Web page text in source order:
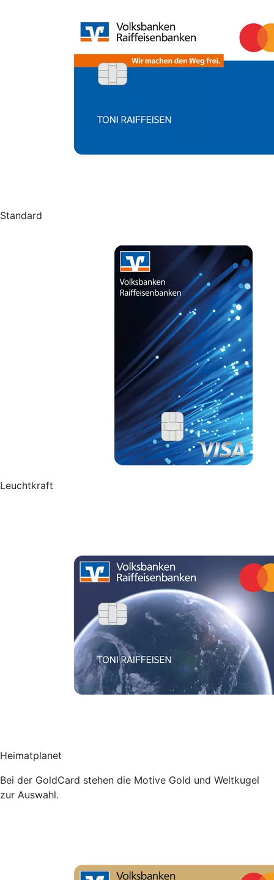
Standard
Leuchtkraft
Heimatplanet
Bei der GoldCard stehen die Motive Gold und Weltkugel
zur Auswahl.